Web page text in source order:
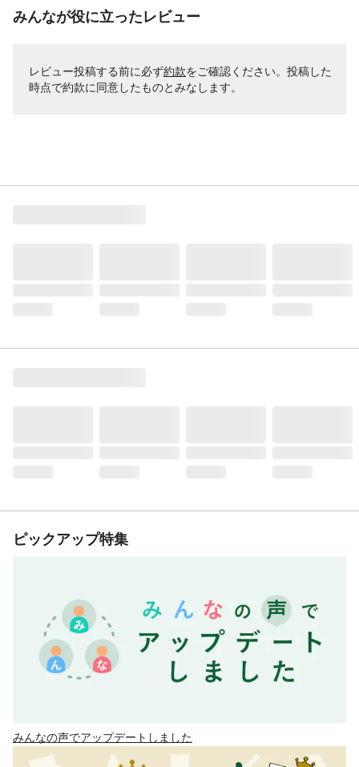
みんなが役に立ったレビュー
レビュー投稿する前に必ず約款をご確認ください。投稿した
時点で約款に同意したものとみなします。
ピックアップ特集
みんなの声でアップデートしました